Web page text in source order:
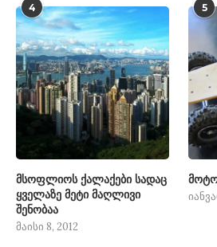
4
მსოფლიოს ქალაქები სადაც
ყველაზე მეტი მაღლივი
შენობაა
მაისი 8, 2012
5